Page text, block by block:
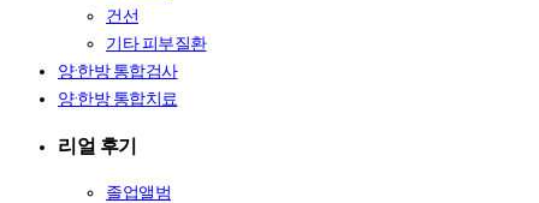
건선
기타 피부질환
양·한방 통합검사
양·한방 통합치료
리얼 후기
졸업앨범